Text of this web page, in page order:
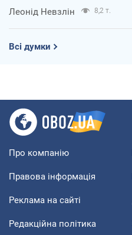
Леонід Невзлін 8,2 т.
Всі думки
Про компанію
Правова інформація
Реклама на сайті
Редакційна політика